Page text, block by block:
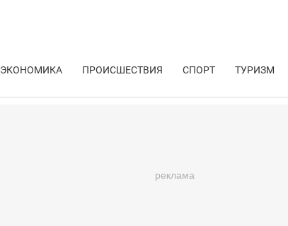
ЭКОНОМИКА ПРОИСШЕСТВИЯ СПОРТ ТУРИЗМ